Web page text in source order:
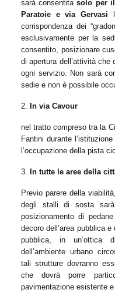
sarà consentitasolo per
Paratoie e via Gervasi
corrispondenza dei
esclusivamente per la
consentito, posizionare
di apertura dell’attività
ogni servizio. Non sarà
sedie e non è possibile
2. In via Cavour
nel tratto compreso tra la
Fantini durante
l’occupazione della pista
3. In tutte le aree della
Previo parere della
degli stalli di sosta
posizionamento di
decoro dell’area pubblica
pubblica, in un’ottica
dell’ambiente urbano
tali strutture dovranno
che dovrà porre
pavimentazione esistente